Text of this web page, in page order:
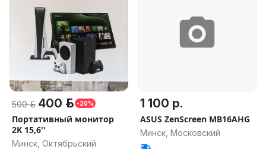
500 р. 400 р. -20%
Портативный монитор
2K 15,6''
Минск, Октябрьский
1 100 р.
ASUS ZenScreen MB16AHG
Минск, Московский